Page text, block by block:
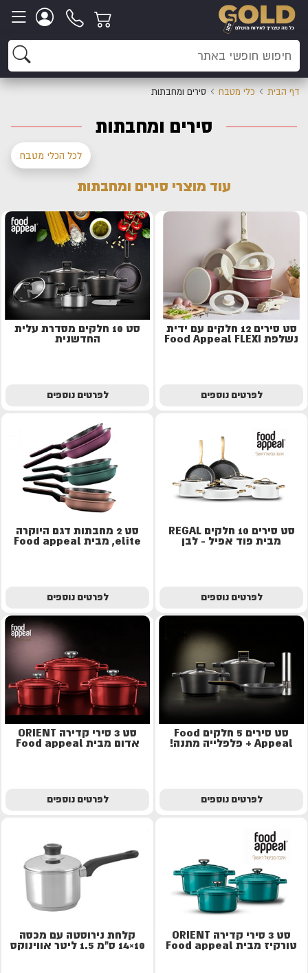
דף הבית כלי מטבח סירים ומחבתות
סירים ומחבתות
לכל הכלי מטבח
עוד מוצרי סירים ומחבתות
סט סירים 12 חלקים עם ידית
נשלפת Food Appeal FLEXI
לפרטים נוספים
סט 10 חלקים מסדרת עלית
החדשנית
לפרטים נוספים
סט סירים 10 חלקים REGAL
מבית פוד אפיל - לבן
לפרטים נוספים
סט 2 מחבתות דגם היוקרה
elite, מבית Food appeal
לפרטים נוספים
סט סירים 5 חלקים Food
Appeal + פלפלייה מתנה!
לפרטים נוספים
סט 3 סירי קדירה ORIENT
אדום מבית Food appeal
לפרטים נוספים
סט 3 סירי קדירה ORIENT
טורקיז מבית Food appeal
קלחת נירוסטה עם מכסה
10×14 ס"מ 1.5 ליטר אווינוקס